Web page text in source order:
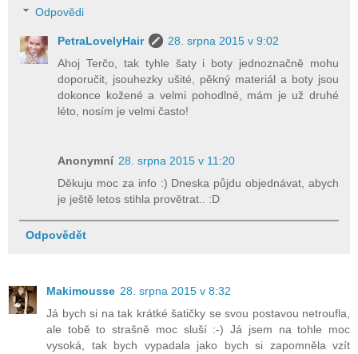
Odpovědi
PetraLovelyHair
28. srpna 2015 v 9:02
Ahoj Terčo, tak tyhle šaty i boty jednoznačně mohu
doporučit, jsouhezky ušité, pěkný materiál a boty jsou
dokonce kožené a velmi pohodlné, mám je už druhé
léto, nosím je velmi často!
Anonymní 28. srpna 2015 v 11:20
Děkuju moc za info :) Dneska půjdu objednávat, abych
je ještě letos stihla provětrat.. :D
Odpovědět
Makimousse 28. srpna 2015 v 8:32
Já bych si na tak krátké šatičky se svou postavou netroufla,
ale tobě to strašně moc sluší :-) Já jsem na tohle moc
vysoká, tak bych vypadala jako bych si zapomněla vzít